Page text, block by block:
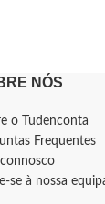
NÓS
o Tudenconta
Frequentes
connosco
se à nossa